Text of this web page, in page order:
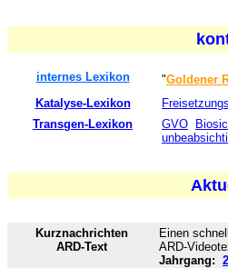
internes Lexikon "Goldener
Katalyse-Lexikon
Transgen-Lexikon
GVO
Kurznachrichten
ARD-Text
Einen
ARD-
Jahrgang: